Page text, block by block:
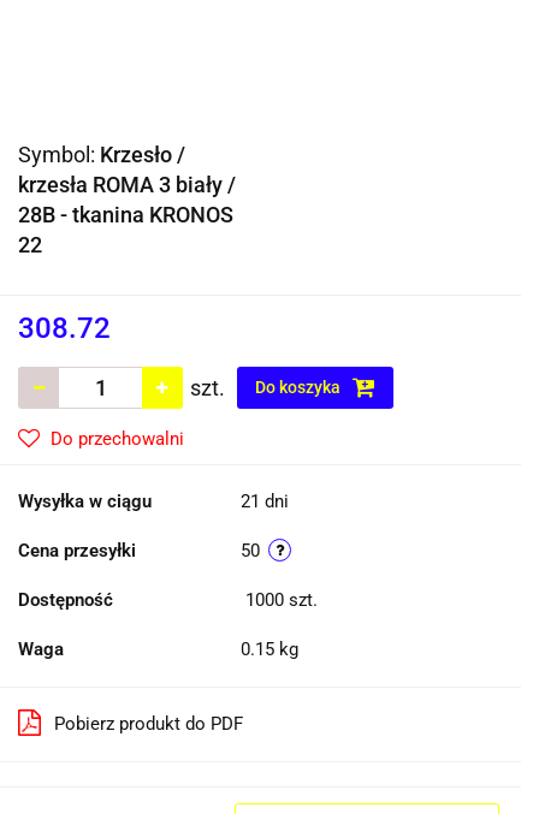
Symbol: Krzesło /
krzesła ROMA 3 biały /
28B - tkanina KRONOS
22
308.72
szt. Do koszyka
Do przechowalni
Wysyłka w ciągu 21 dni
Cena przesyłki 50
Dostępność 1000 szt.
Waga 0.15 kg
Pobierz produkt do PDF